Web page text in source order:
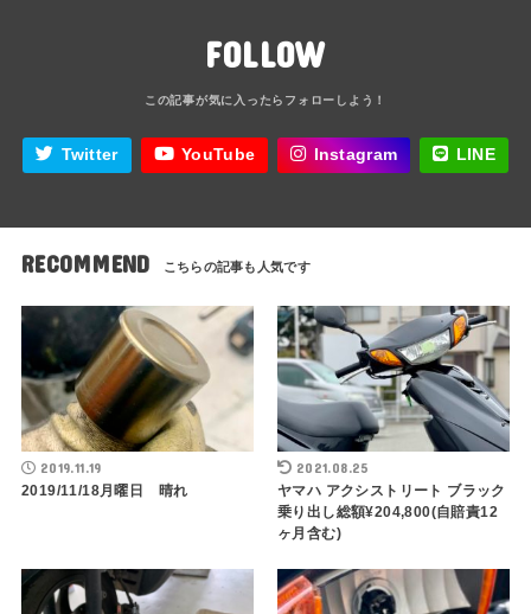
FOLLOW
Twitter YouTube Instagram LINE
RECOMMEND
2019.11.19
2019/11/18月曜日 晴れ
2021.08.25
ヤマハ アクシストリート ブラック
乗り出し総額¥204,800(自賠責12
ヶ月含む)